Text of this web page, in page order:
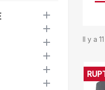






Il y a